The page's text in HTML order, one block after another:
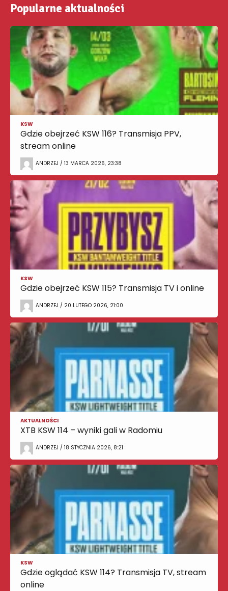
Popularne aktualności
KSW
Gdzie obejrzeć KSW 116? Transmisja PPV,
stream online
ANDRZEJ / 13 MARCA 2026, 23:38
KSW
Gdzie obejrzeć KSW 115? Transmisja TV i online
ANDRZEJ / 20 LUTEGO 2026, 21:00
AKTUALNOŚCI
XTB KSW 114 – wyniki gali w Radomiu
ANDRZEJ / 18 STYCZNIA 2026, 8:21
KSW
Gdzie oglądać KSW 114? Transmisja TV, stream
online